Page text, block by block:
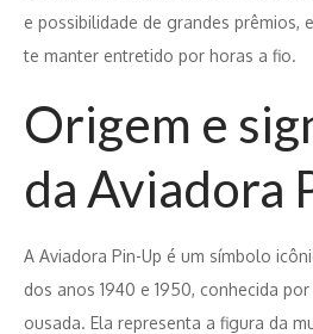
e possibilidade de grandes prêmios,
te manter entretido por horas a fio.
Origem e
da Aviadora
A Aviadora Pin-Up é um símbolo
dos anos 1940 e 1950, conhecida
ousada. Ela representa a figura da